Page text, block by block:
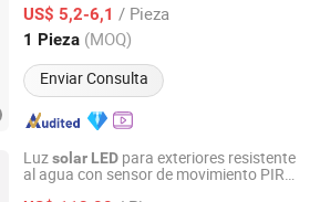
US$ 5,2-6,1 / Pieza
1 Pieza (MOQ)
Enviar Consulta
Desde 2022
Luzsolar LED para exteriores resistente
al agua con sensor de movimiento PIR
New Energy Jiangsu Co., Ltd.